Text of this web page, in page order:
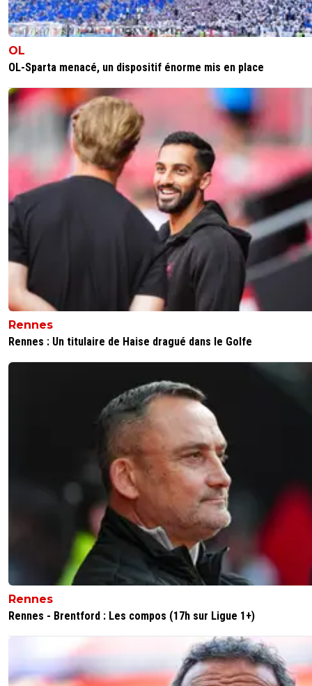
OL
OL-Sparta menacé, un dispositif énorme mis en place
Rennes
Rennes : Un titulaire de Haise dragué dans le Golfe
Rennes
Rennes - Brentford : Les compos (17h sur Ligue 1+)